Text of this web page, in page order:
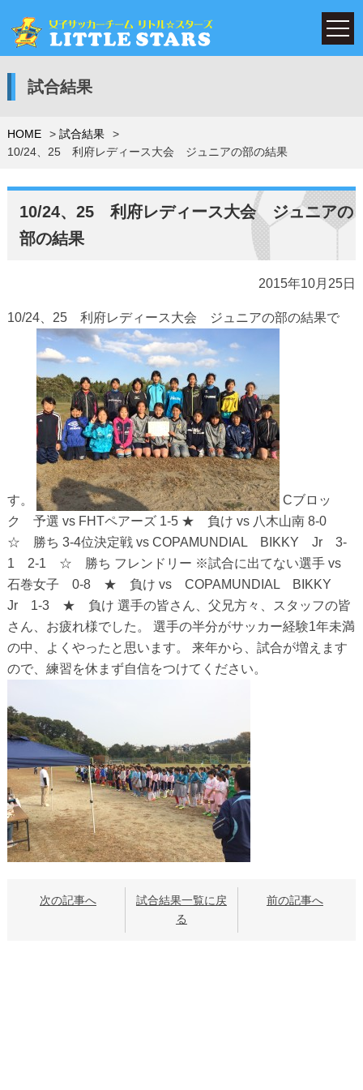
試合結果
HOME
試合結果
10/24、25 利府レディース大会 ジュニアの部の結果
10/24、25 利府レディース大会 ジュニアの
部の結果
2015年10月25日
10/24、25 利府レディース大会 ジュニアの部の結果で
す。
Cブロッ
ク 予選 vs FHTペアーズ 1-5 ★ 負け vs 八木山南 8-0
☆ 勝ち 3-4位決定戦 vs COPAMUNDIAL BIKKY Jr 3-
1 2-1 ☆ 勝ち フレンドリー ※試合に出てない選手 vs
石巻女子 0-8 ★ 負け vs COPAMUNDIAL BIKKY
Jr 1-3 ★ 負け 選手の皆さん、父兄方々、スタッフの皆
さん、お疲れ様でした。 選手の半分がサッカー経験1年未満
の中、よくやったと思います。 来年から、試合が増えます
ので、練習を休まず自信をつけてください。
次の記事へ
試合結果一覧に戻
る
前の記事へ